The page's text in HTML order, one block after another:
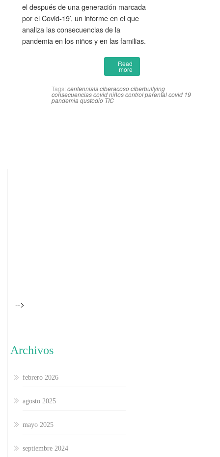
el después de una generación marcada
por el Covid-19’, un informe en el que
analiza las consecuencias de la
pandemia en los niños y en las familias.
Read
more
Tags: centennialsciberacosociberbullying
consecuencias covid niñoscontrol parentalcovid 19
pandemia qustodio TIC
-->
Archivos
febrero 2026
agosto 2025
mayo 2025
septiembre 2024